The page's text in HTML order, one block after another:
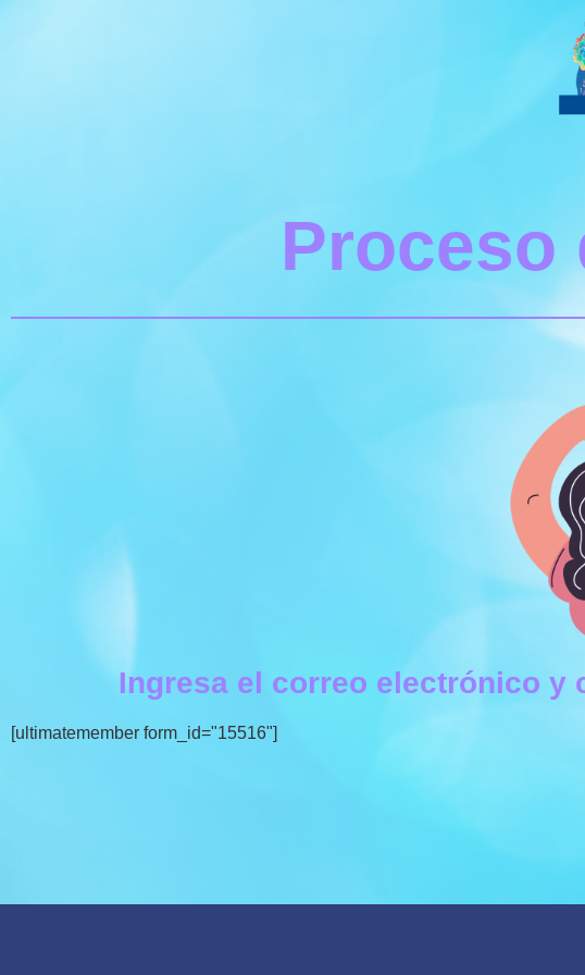
Proceso
Ingresa el correo electrónico y
[ultimatemember form_id="15516"]